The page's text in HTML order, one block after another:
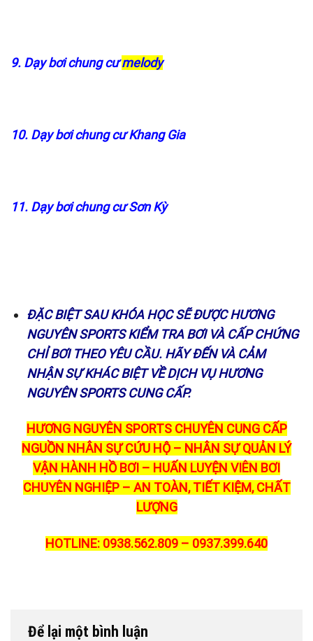
9. Dạy bơi chung cưmelody
10. Dạy bơi chung cư Khang Gia
11. Dạy bơi chung cư Sơn Kỳ
ĐẶC BIỆT SAU KHÓA HỌC SẼ ĐƯỢC HƯƠNG
NGUYÊN SPORTS KIỂM TRA BƠI VÀ CẤP CHỨNG
CHỈ BƠI THEO YÊU CẦU. HÃY ĐẾN VÀ CẢM
NHẬN SỰ KHÁC BIỆT VỀ DỊCH VỤ HƯƠNG
NGUYÊN SPORTS CUNG CẤP.
HƯƠNG NGUYÊN SPORTS CHUYÊN CUNG CẤP
NGUỒN NHÂN SỰ CỨU HỘ – NHÂN SỰ QUẢN LÝ
VẬN HÀNH HỒ BƠI – HUẤN LUYỆN VIÊN BƠI
CHUYÊN NGHIỆP – AN TOÀN, TIẾT KIỆM, CHẤT
LƯỢNG
HOTLINE: 0938.562.809 – 0937.399.640
Để lại một bình luận